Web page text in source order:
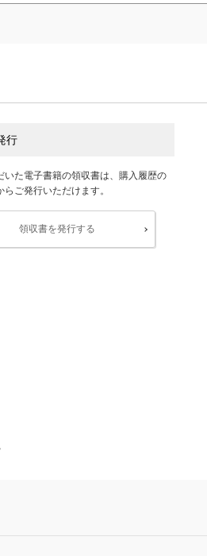
行
いた電子書籍の領収書は、購入履歴の
ご発行いただけます。
領収書を発行する